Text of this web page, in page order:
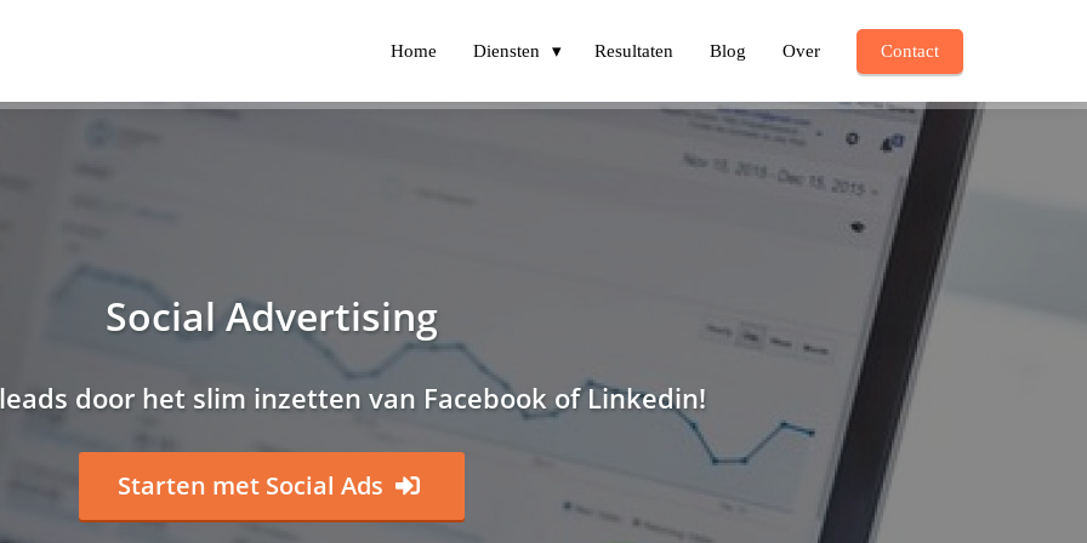
Home Diensten Resultaten Blog Over Contact
Social Advertising
door het slim inzetten van Facebook of Linkedin!
Starten met Social Ads